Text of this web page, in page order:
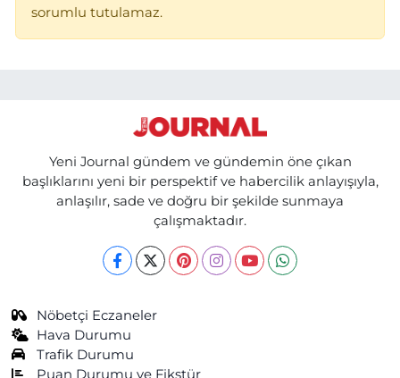
sorumlu tutulamaz.
Yeni Journal gündem ve gündemin öne çıkan
başlıklarını yeni bir perspektif ve habercilik anlayışıyla,
anlaşılır, sade ve doğru bir şekilde sunmaya
çalışmaktadır.
Nöbetçi Eczaneler
Hava Durumu
Trafik Durumu
Puan Durumu ve Fikstür